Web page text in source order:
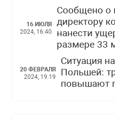
16 ИЮЛЯ
2024, 16:40
Сообщено о
директору
нанести
размере 33
20 ФЕВРАЛЯ
2024, 19:19
Ситуация
Польшей:
повышают